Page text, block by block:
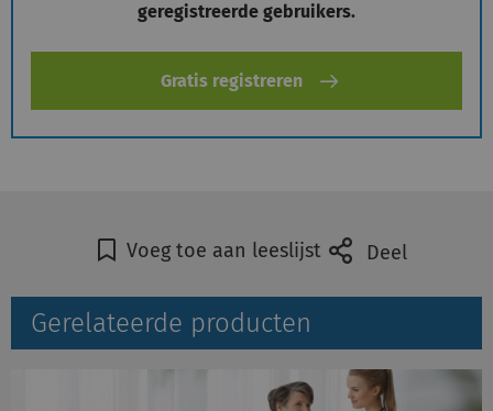
Registreren
geregistreerde gebruikers.
Gratis registreren
Voeg toe aan leeslijst Deel
Gerelateerde producten